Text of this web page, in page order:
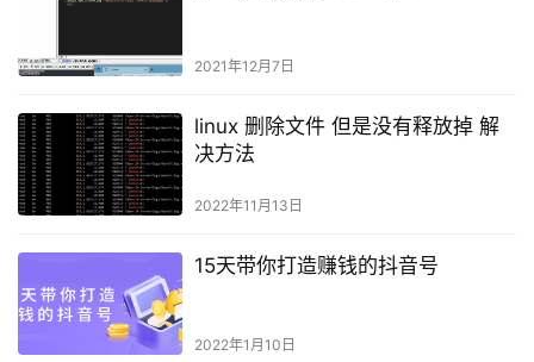
2021年12月7日
linux 删除文件 但是没有释放掉 解
决方法
2022年11月13日
15天带你打造赚钱的抖音号
2022年1月10日